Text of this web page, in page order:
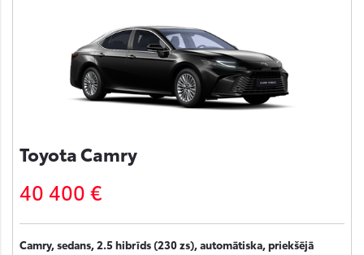
Toyota Camry
40 400 €
Camry, sedans, 2.5 hibrīds (230 zs), automātiska, priekšējā